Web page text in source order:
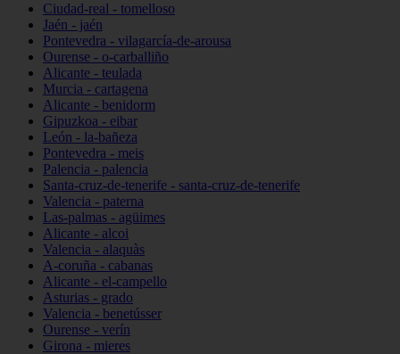
Ciudad-real - tomelloso
Jaén - jaén
Pontevedra - vilagarcía-de-arousa
Ourense - o-carballiño
Alicante - teulada
Murcia - cartagena
Alicante - benidorm
Gipuzkoa - eibar
León - la-bañeza
Pontevedra - meis
Palencia - palencia
Santa-cruz-de-tenerife - santa-cruz-de-tenerife
Valencia - paterna
Las-palmas - agüimes
Alicante - alcoi
Valencia - alaquàs
A-coruña - cabanas
Alicante - el-campello
Asturias - grado
Valencia - benetússer
Ourense - verín
Girona - mieres